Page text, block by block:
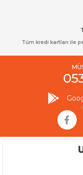
Tüm kredi kartları ile